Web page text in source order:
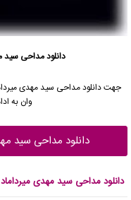
دانلود مداحی سید
جهت دانلود مداحی سید مهدی
وان به
دانلود مداحی سید
دانلود مداحی سید مهدی میرداماد